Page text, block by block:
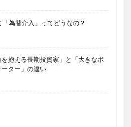
為替介入」ってどうなの？
抱える長期投資家」と「大きなボ
ダー」の違い